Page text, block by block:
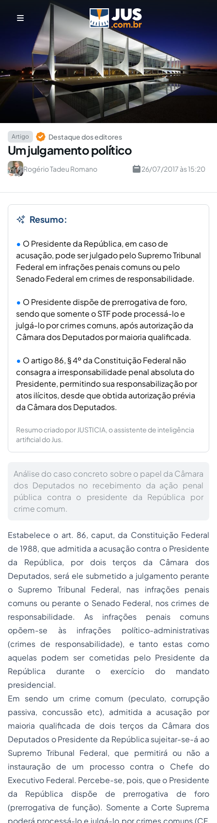
Artigo Destaque dos editores
Um julgamento político
Rogério Tadeu Romano 26/07/2017 às 15:20
Resumo:
O Presidente da República, em caso de
acusação, pode ser julgado pelo Supremo Tribunal
Federal em infrações penais comuns ou pelo
Senado Federal em crimes de responsabilidade.
O Presidente dispõe de prerrogativa de foro,
sendo que somente o STF pode processá-lo e
julgá-lo por crimes comuns, após autorização da
Câmara dos Deputados por maioria qualificada.
O artigo 86, § 4º da Constituição Federal não
consagra a irresponsabilidade penal absoluta do
Presidente, permitindo sua responsabilização por
atos ilícitos, desde que obtida autorização prévia
da Câmara dos Deputados.
Resumo criado por JUSTICIA, o assistente de inteligência
artificial do Jus.
Análise do caso concreto sobre o papel da Câmara
dos Deputados no recebimento da ação penal
pública contra o presidente da República por
crime comum.
Estabelece o art. 86, caput, da Constituição Federal
de 1988, que admitida a acusação contra o Presidente
da República, por dois terços da Câmara dos
Deputados, será ele submetido a julgamento perante
o Supremo Tribunal Federal, nas infrações penais
comuns ou perante o Senado Federal, nos crimes de
responsabilidade. As infrações penais comuns
opõem-se às infrações político-administrativas
(crimes de responsabilidade), e tanto estas como
aquelas podem ser cometidas pelo Presidente da
República durante o exercício do mandato
presidencial.
Em sendo um crime comum (peculato, corrupção
passiva, concussão etc), admitida a acusação por
maioria qualificada de dois terços da Câmara dos
Deputados o Presidente da República sujeitar-se-á ao
Supremo Tribunal Federal, que permitirá ou não a
instauração de um processocontra o Chefe do
Executivo Federal. Percebe-se, pois, que o Presidente
da República dispõe de prerrogativa de foro
(prerrogativa de função). Somente a Corte Suprema